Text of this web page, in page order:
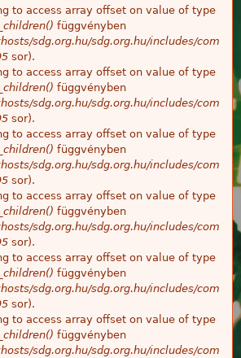
to access array offset on value of type
függvényben
sdg.org.hu/sdg.org.hu/includes/com
sor).
to access array offset on value of type
függvényben
sdg.org.hu/sdg.org.hu/includes/com
sor).
to access array offset on value of type
függvényben
sdg.org.hu/sdg.org.hu/includes/com
sor).
to access array offset on value of type
függvényben
sdg.org.hu/sdg.org.hu/includes/com
sor).
to access array offset on value of type
függvényben
sdg.org.hu/sdg.org.hu/includes/com
sor).
to access array offset on value of type
függvényben
sdg.org.hu/sdg.org.hu/includes/com